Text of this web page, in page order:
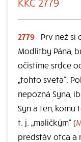
2779
Prv než si
Modlitby Pána,
očistíme srdce
„tohto sveta“.
nepozná Syna,
Syn a ten, komu
t. j. „maličkým“ (
predstáv otca a